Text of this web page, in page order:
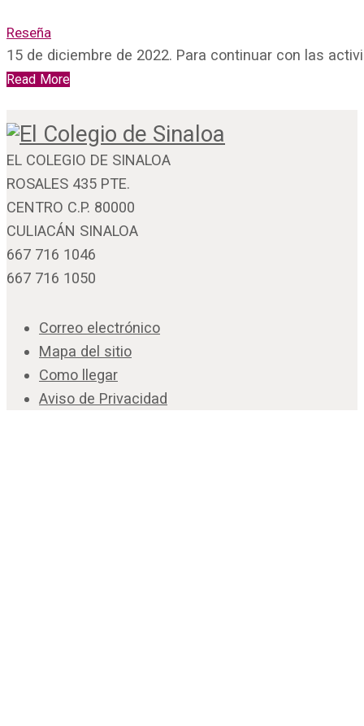
Reseña
15 de diciembre de 2022. Para continuar con las
Read More
EL COLEGIO DE SINALOA
ROSALES 435 PTE.
CENTRO C.P. 80000
CULIACÁN SINALOA
667 716 1046
667 716 1050
Correo electrónico
Mapa del sitio
Como llegar
Aviso de Privacidad